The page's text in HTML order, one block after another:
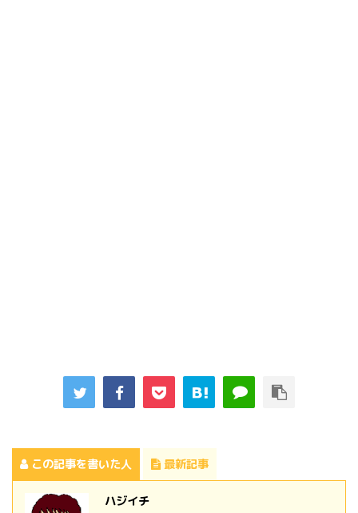
この記事を書いた人 最新記事
ハジイチ